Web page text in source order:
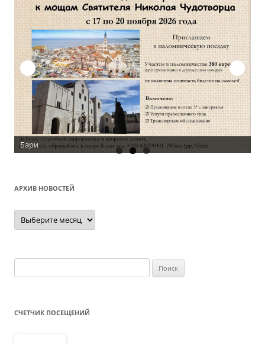
АРХИВ НОВОСТЕЙ
Архив
новостей
СЧЕТЧИК ПОСЕЩЕНИЙ